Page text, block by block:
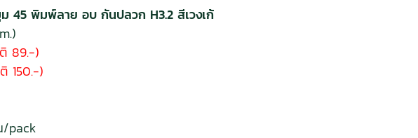
45 พิมพ์ลาย อบ กันปลวก H3.2 สีเวงเก้
89.-)
150.-)
/pack